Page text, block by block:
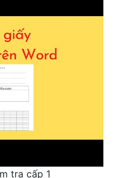
tra cấp 1